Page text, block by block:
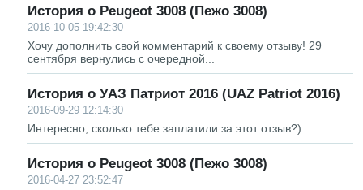
История о Peugeot 3008 (Пежо 3008)
2016-10-05 19:42:30
Хочу дополнить свой комментарий к своему отзыву! 29
сентября вернулись с очередной...
История о УАЗ Патриот 2016 (UAZ Patriot 2016)
2016-09-29 12:14:30
Интересно, сколько тебе заплатили за этот отзыв?)
История о Peugeot 3008 (Пежо 3008)
2016-04-27 23:52:47